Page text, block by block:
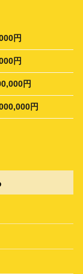
円
円
円
円